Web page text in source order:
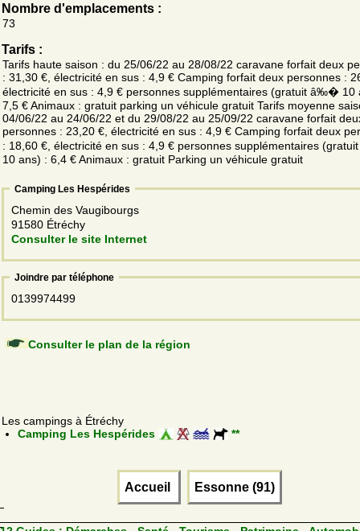
Nombre d'emplacements :
73
Tarifs :
Tarifs haute saison : du 25/06/22 au 28/08/22 caravane forfait deux
: 31,30 €, électricité en sus : 4,9 € Camping forfait deux personnes :
électricité en sus : 4,9 € personnes supplémentaires (gratuit â‰� 10
7,5 € Animaux : gratuit parking un véhicule gratuit Tarifs moyenne
04/06/22 au 24/06/22 et du 29/08/22 au 25/09/22 caravane forfait
personnes : 23,20 €, électricité en sus : 4,9 € Camping forfait deux
: 18,60 €, électricité en sus : 4,9 € personnes supplémentaires
10 ans) : 6,4 € Animaux : gratuit Parking un véhicule gratuit
Camping Les Hespérides
Chemin des Vaugibourgs
91580 Étréchy
Consulter le site Internet
Joindre par téléphone
0139974499
Consulter le plan de la région
Les campings à Étréchy
Camping Les Hespérides
**
Accueil Essonne (91)